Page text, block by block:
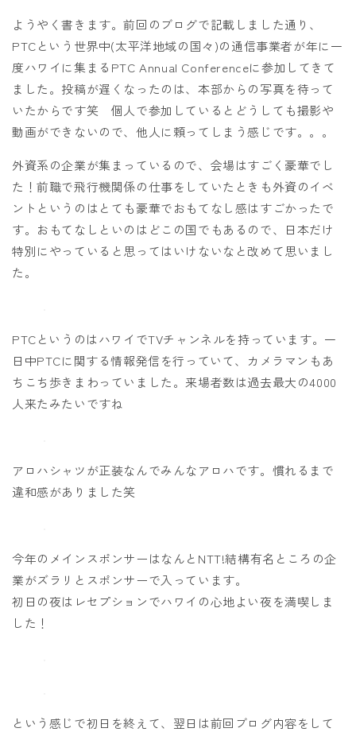
ようやく書きます。前回のブログで記載しました通り、
PTCという世界中(太平洋地域の国々)の通信事業者が年に一
度ハワイに集まるPTC Annual Conferenceに参加してきて
ました。投稿が遅くなったのは、本部からの写真を待って
いたからです笑 個人で参加しているとどうしても撮影や
動画ができないので、他人に頼ってしまう感じです。。。
外資系の企業が集まっているので、会場はすごく豪華でし
た！前職で飛行機関係の仕事をしていたときも外資のイベ
ントというのはとても豪華でおもてなし感はすごかったで
す。おもてなしといのはどこの国でもあるので、日本だけ
特別にやっていると思ってはいけないなと改めて思いまし
た。
PTCというのはハワイでTVチャンネルを持っています。一
日中PTCに関する情報発信を行っていて、カメラマンもあ
ちこち歩きまわっていました。来場者数は過去最大の4000
人来たみたいですね
アロハシャツが正装なんでみんなアロハです。慣れるまで
違和感がありました笑
今年のメインスポンサーはなんとNTT!結構有名ところの企
業がズラリとスポンサーで入っています。
初日の夜はレセプションでハワイの心地よい夜を満喫しま
した！
という感じで初日を終えて、翌日は前回ブログ内容をして